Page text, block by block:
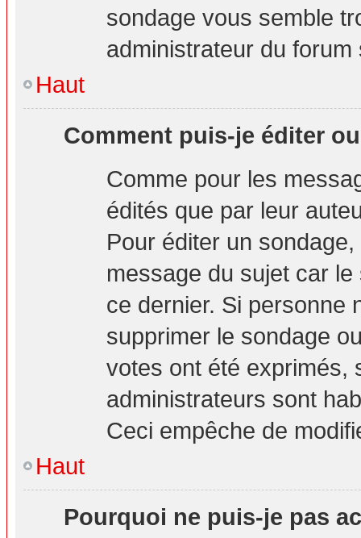
sondage vous semble
administrateur du forum
Haut
Comment puis-je éditer
Comme pour les
édités que par leur
Pour éditer un
message du sujet car
ce dernier. Si personne
supprimer le sondage
votes ont été exprimés,
administrateurs sont
Ceci empêche de
Haut
Pourquoi ne puis-je pas